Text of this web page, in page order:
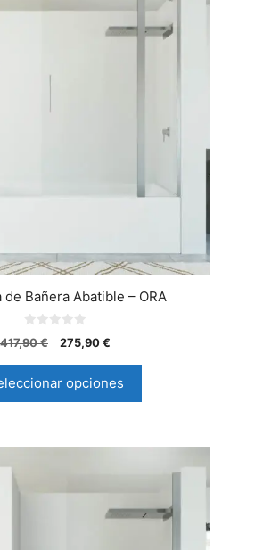
de Bañera Abatible – ORA
0
d
5
417,90€ 275,90 €
opciones